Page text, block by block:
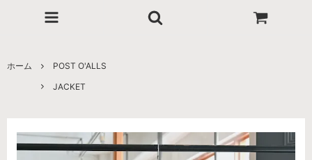
ホーム
POST O'ALLS
JACKET